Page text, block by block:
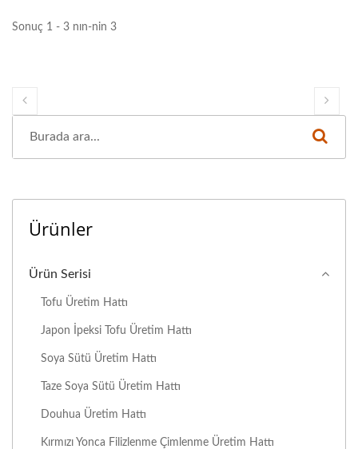
Sonuç 1 - 3 nın-nin 3
Ürünler
Ürün Serisi
Tofu Üretim Hattı
Japon İpeksi Tofu Üretim Hattı
Soya Sütü Üretim Hattı
Taze Soya Sütü Üretim Hattı
Douhua Üretim Hattı
Kırmızı Yonca Filizlenme Çimlenme Üretim Hattı